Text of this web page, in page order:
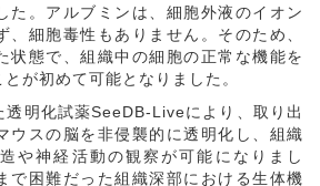
た。アルブミンは、細胞外液のイオン
、細胞毒性もありません。そのため、
状態で、組織中の細胞の正常な機能を
が初めて可能となりました。
明化試薬SeeDB-Liveにより、取り出
ウスの脳を非侵襲的に透明化し、組織
や神経活動の観察が可能になりまし
で困難だった組織深部における生体機